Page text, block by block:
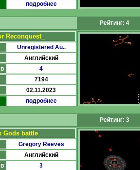
подробнее
Рейтинг: 4
Reconquest_
Unregistered Au..
Английский
4
7194
02.11.2023
подробнее
Рейтинг: 3
Gods battle
Gregory Reeves
Английский
3